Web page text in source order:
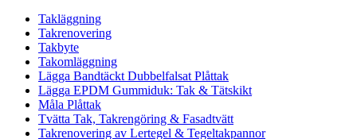
Takläggning
Takrenovering
Takbyte
Takomläggning
Lägga Bandtäckt Dubbelfalsat Plåttak
Lägga EPDM Gummiduk: Tak & Tätskikt
Måla Plåttak
Tvätta Tak, Takrengöring & Fasadtvätt
Takrenovering av Lertegel & Tegeltakpannor